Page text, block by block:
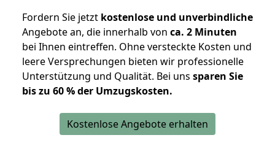
Fordern Sie jetzt kostenlose und unverbindliche
Angebote an, die innerhalb von ca. 2 Minuten
bei Ihnen eintreffen. Ohne versteckte Kosten und
leere Versprechungen bieten wir professionelle
Unterstützung und Qualität. Bei uns sparen Sie
bis zu 60 % der Umzugskosten.
Kostenlose Angebote erhalten